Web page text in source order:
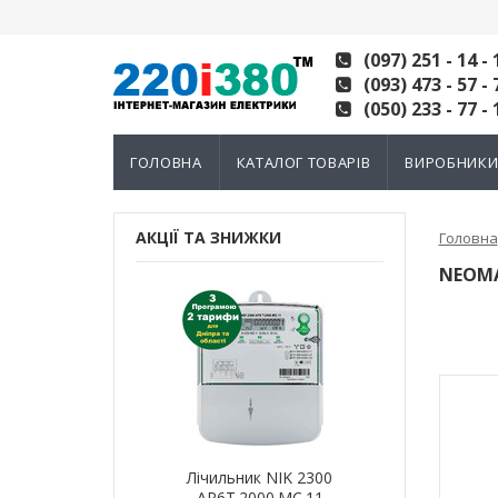
(097) 251 - 14 -
(093) 473 - 57 -
(050) 233 - 77 -
ГОЛОВНА КАТАЛОГ ТОВАРІВ ВИРОБНИКИ
АКЦІЇ ТА ЗНИЖКИ
Лічильник NIK 2300
Головна